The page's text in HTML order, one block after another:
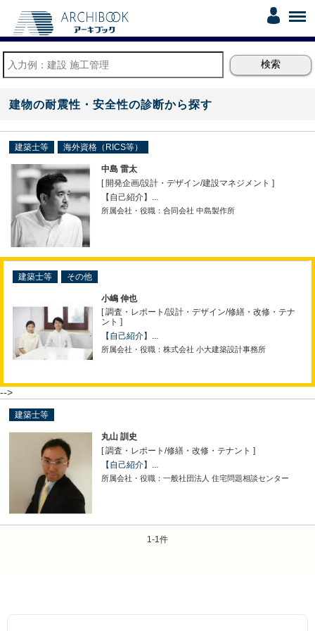
建物の耐震性・安全性の診断から探す
建築士等 海外資格（RICS等）
中島 雷太
[ 開発企画/設計・デザイン/建設マネジメント ]
【自己紹介】...
所属会社・役職：合同会社 中島製作所
建築士等 その他
小嶋 伸也
[ 調査・レポート/設計・デザイン/修繕・改修・テナ
ント ]
【自己紹介】...
所属会社・役職：株式会社 小大建築設計事務所
-->
建築士等
丸山 訓史
[ 調査・レポート /修繕・改修・テナント ]
【自己紹介】...
所属会社・役職：一般社団法人 住宅問題相談センター
1-1件